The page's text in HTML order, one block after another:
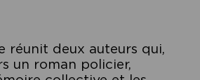
réunit deux auteurs qui,
un roman policier,